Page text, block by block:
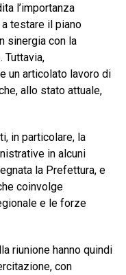
l’importanza
testare il piano
sinergia con la
Tuttavia,
un articolato lavoro di
allo stato attuale,
in particolare, la
in alcuni
la Prefettura, e
coinvolge
e le forze
riunione hanno quindi
con